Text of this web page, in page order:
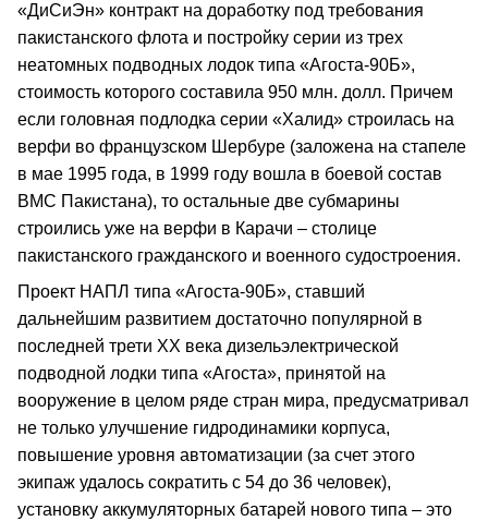
«ДиСиЭн» контракт на доработку под требования
пакистанского флота и постройку серии из трех
неатомных подводных лодок типа «Агоста-90Б»,
стоимость которого составила 950 млн. долл. Причем
если головная подлодка серии «Халид» строилась на
верфи во французском Шербуре (заложена на стапеле
в мае 1995 года, в 1999 году вошла в боевой состав
ВМС Пакистана), то остальные две субмарины
строились уже на верфи в Карачи – столице
пакистанского гражданского и военного судостроения.
Проект НАПЛ типа «Агоста-90Б», ставший
дальнейшим развитием достаточно популярной в
последней трети ХХ века дизельэлектрической
подводной лодки типа «Агоста», принятой на
вооружение в целом ряде стран мира, предусматривал
не только улучшение гидродинамики корпуса,
повышение уровня автоматизации (за счет этого
экипаж удалось сократить с 54 до 36 человек),
установку аккумуляторных батарей нового типа – это